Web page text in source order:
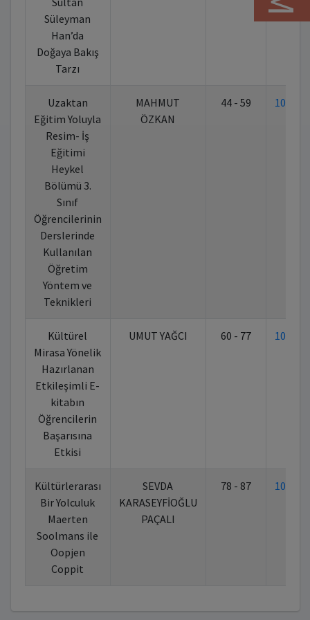
Süleyman
Han’da
Doğaya Bakış
Tarzı
Uzaktan
Eğitim Yoluyla
Resim- İş
Eğitimi
Heykel
Bölümü 3.
Sınıf
Öğrencilerinin
Derslerinde
Kullanılan
Öğretim
Yöntem ve
Teknikleri
MAHMUT
ÖZKAN
44 - 59
Kültürel
Mirasa Yönelik
Hazırlanan
Etkileşimli E-
kitabın
Öğrencilerin
Başarısına
Etkisi
UMUT YAĞCI 60 - 77
Kültürlerarası
Bir Yolculuk
Maerten
Soolmans ile
Oopjen
Coppit
SEVDA
KARASEYFİOĞLU
PAÇALI
78 - 87